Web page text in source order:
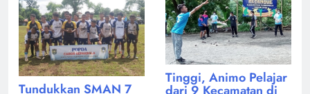
Tundukkan SMAN 7
Tinggi, Animo Pelajar